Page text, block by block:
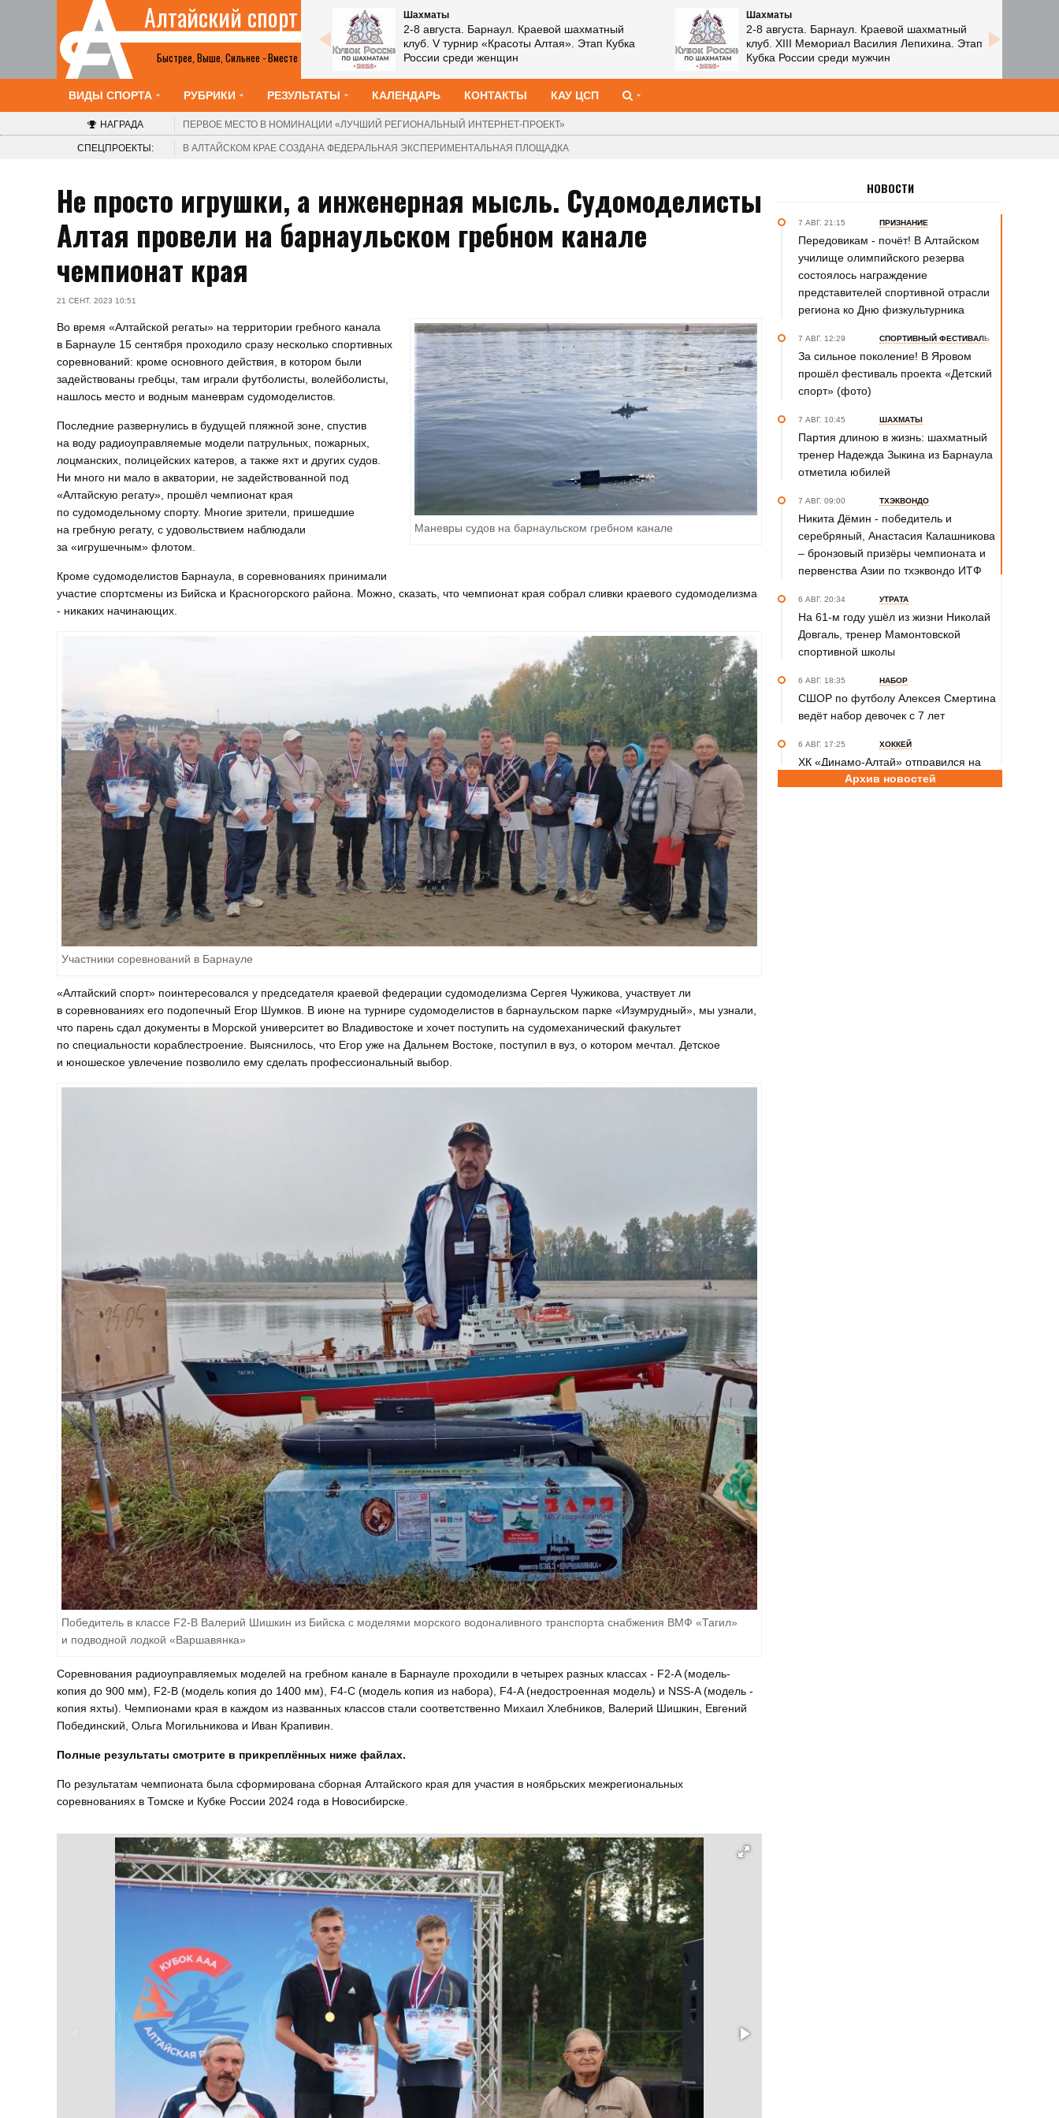
Быстрее, Выше, Сильнее - Вместе
Алтайский спорт
Шахматы
2-8 августа. Барнаул. Краевой шахматный
клуб. V турнир «Красоты Алтая». Этап Кубка
России среди женщин
Шахматы
2-8 августа. Барнаул. Краевой шахматный
клуб. XIII Мемориал Василия Лепихина. Этап
Кубка России среди мужчин
Пляжный волейбол
8 августа. Барнаул. Парк спорта Алексея
Смертина. Комплекс «Пляж». Фестиваль
«Комус Гран-при – 2026»
ВИДЫ СПОРТА РУБРИКИ РЕЗУЛЬТАТЫ КАЛЕНДАРЬ КОНТАКТЫ КАУ ЦСП
НАГРАДА ПЕРВОЕ МЕСТО В НОМИНАЦИИ «ЛУЧШИЙ РЕГИОНАЛЬНЫЙ ИНТЕРНЕТ-ПРОЕКТ»
СПЕЦПРОЕКТЫ: В АЛТАЙСКОМ КРАЕ СОЗДАНА ФЕДЕРАЛЬНАЯ ЭКСПЕРИМЕНТАЛЬНАЯ ПЛОЩАДКА
Не просто игрушки, а инженерная мысль. Судомоделисты
Алтая провели на барнаульском гребном канале
чемпионат края
21 СЕНТ. 2023 10:51
Маневры судов на барнаульском гребном канале
Во время «Алтайской регаты» на территории гребного канала
в Барнауле 15 сентября проходило сразу несколько спортивных
соревнований: кроме основного действия, в котором были
задействованы гребцы, там играли футболисты, волейболисты,
нашлось место и водным маневрам судомоделистов.
Последние развернулись в будущей пляжной зоне, спустив
на воду радиоуправляемые модели патрульных, пожарных,
лоцманских, полицейских катеров, а также яхт и других судов.
Ни много ни мало в акватории, не задействованной под
«Алтайскую регату», прошёл чемпионат края
по судомодельному спорту. Многие зрители, пришедшие
на гребную регату, с удовольствием наблюдали
за «игрушечным» флотом.
Кроме судомоделистов Барнаула, в соревнованиях принимали
участие спортсмены из Бийска и Красногорского района. Можно, сказать, что чемпионат края собрал сливки краевого судомоделизма
- никаких начинающих.
Участники соревнований в Барнауле
«Алтайский спорт» поинтересовался у председателя краевой федерации судомоделизма Сергея Чужикова, участвует ли
в соревнованиях его подопечный Егор Шумков. В июне на турнире судомоделистов в барнаульском парке «Изумрудный», мы узнали,
что парень сдал документы в Морской университет во Владивостоке и хочет поступить на судомеханический факультет
по специальности кораблестроение. Выяснилось, что Егор уже на Дальнем Востоке, поступил в вуз, о котором мечтал. Детское
и юношеское увлечение позволило ему сделать профессиональный выбор.
Победитель в классе F2-B Валерий Шишкин из Бийска с моделями морского водоналивного транспорта снабжения ВМФ «Тагил»
и подводной лодкой «Варшавянка»
Соревнования радиоуправляемых моделей на гребном канале в Барнауле проходили в четырех разных классах - F2-A (модель-
копия до 900 мм), F2-B (модель копия до 1400 мм), F4-C (модель копия из набора), F4-A (недостроенная модель) и NSS-A (модель -
копия яхты). Чемпионами края в каждом из названных классов стали соответственно Михаил Хлебников, Валерий Шишкин, Евгений
Побединский, Ольга Могильникова и Иван Крапивин.
Полные результаты смотрите в прикреплённых ниже файлах.
По результатам чемпионата была сформирована сборная Алтайского края для участия в ноябрьских межрегиональных
соревнованиях в Томске и Кубке России 2024 года в Новосибирске.
НОВОСТИ
7 АВГ. 21:15 ПРИЗНАНИЕ
Передовикам - почёт! В Алтайском
училище олимпийского резерва
состоялось награждение
представителей спортивной отрасли
региона ко Дню физкультурника
7 АВГ. 12:29 СПОРТИВНЫЙ ФЕСТИВАЛЬ
За сильное поколение! В Яровом
прошёл фестиваль проекта «Детский
спорт» (фото)
7 АВГ. 10:45 ШАХМАТЫ
Партия длиною в жизнь: шахматный
тренер Надежда Зыкина из Барнаула
отметила юбилей
7 АВГ. 09:00 ТХЭКВОНДО
Никита Дёмин - победитель и
серебряный, Анастасия Калашникова
– бронзовый призёры чемпионата и
первенства Азии по тхэквондо ИТФ
6 АВГ. 20:34 УТРАТА
На 61-м году ушёл из жизни Николай
Довгаль, тренер Мамонтовской
спортивной школы
6 АВГ. 18:35 НАБОР
СШОР по футболу Алексея Смертина
ведёт набор девочек с 7 лет
6 АВГ. 17:25 ХОККЕЙ
ХК «Динамо-Алтай» отправился на
первые контрольные матчи
Архив новостей